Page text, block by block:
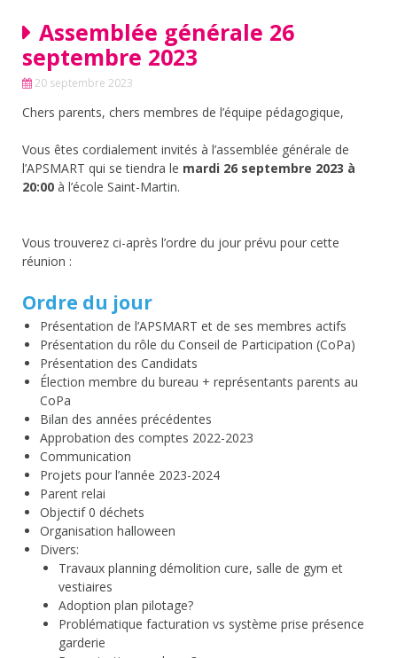
Assemblée générale 26
septembre 2023
20 septembre 2023
Chers parents, chers membres de l’équipe pédagogique,
Vous êtes cordialement invités à l’assemblée générale de
l’APSMART qui se tiendra le mardi 26 septembre 2023 à
20:00 à l’école Saint-Martin.
Vous trouverez ci-après l’ordre du jour prévu pour cette
réunion :
Ordre du jour
Présentation de l’APSMART et de ses membres actifs
Présentation du rôle du Conseil de Participation (CoPa)
Présentation des Candidats
Élection membre du bureau + représentants parents au
CoPa
Bilan des années précédentes
Approbation des comptes 2022-2023
Communication
Projets pour l’année 2023-2024
Parent relai
Objectif 0 déchets
Organisation halloween
Divers:
Travaux planning démolition cure, salle de gym et
vestiaires
Adoption plan pilotage?
Problématique facturation vs système prise présence
garderie